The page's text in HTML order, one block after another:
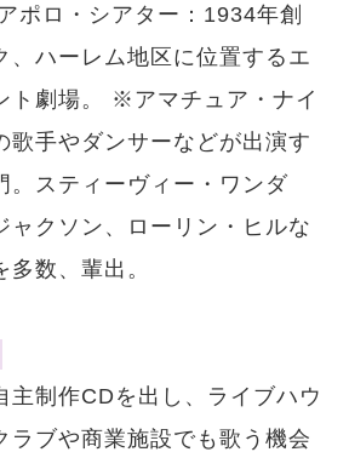
ポロ・シアター：1934年創
、ハーレム地区に位置するエ
ト劇場。 ※アマチュア・ナイ
歌手やダンサーなどが出演す
。スティーヴィー・ワンダ
ャクソン、ローリン・ヒルな
数、輩出。
主制作CDを出し、ライブハウ
ラブや商業施設でも歌う機会